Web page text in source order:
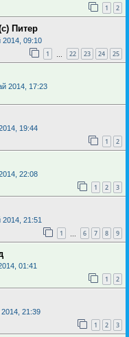
1 2
Питер
2014, 09:10
1 22 23 24 25
2014, 17:23
19:44
1 2
22:08
1 2 3
21:51
1 6 7 8 9
01:41
1 2
2014, 21:39
1 2 3